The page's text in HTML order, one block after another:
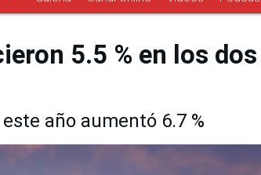
5.5 % en los dos
año aumentó 6.7 %